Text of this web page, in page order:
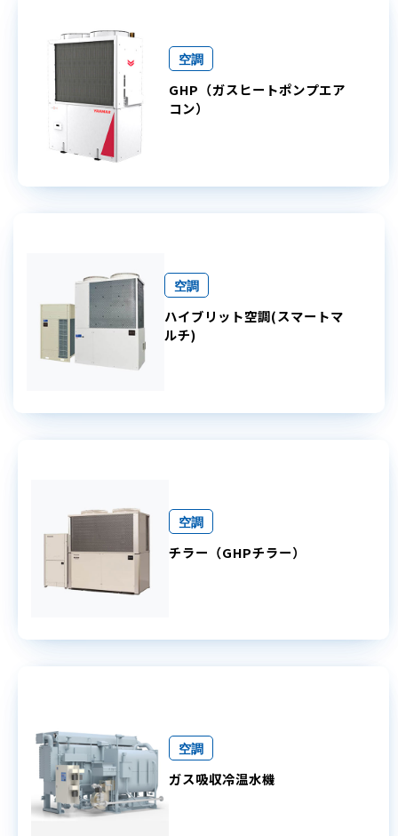
空調
GHP（ガスヒートポンプエア
コン）
空調
ハイブリット空調(スマートマ
ルチ)
空調
チラー（GHPチラー）
空調
ガス吸収冷温水機